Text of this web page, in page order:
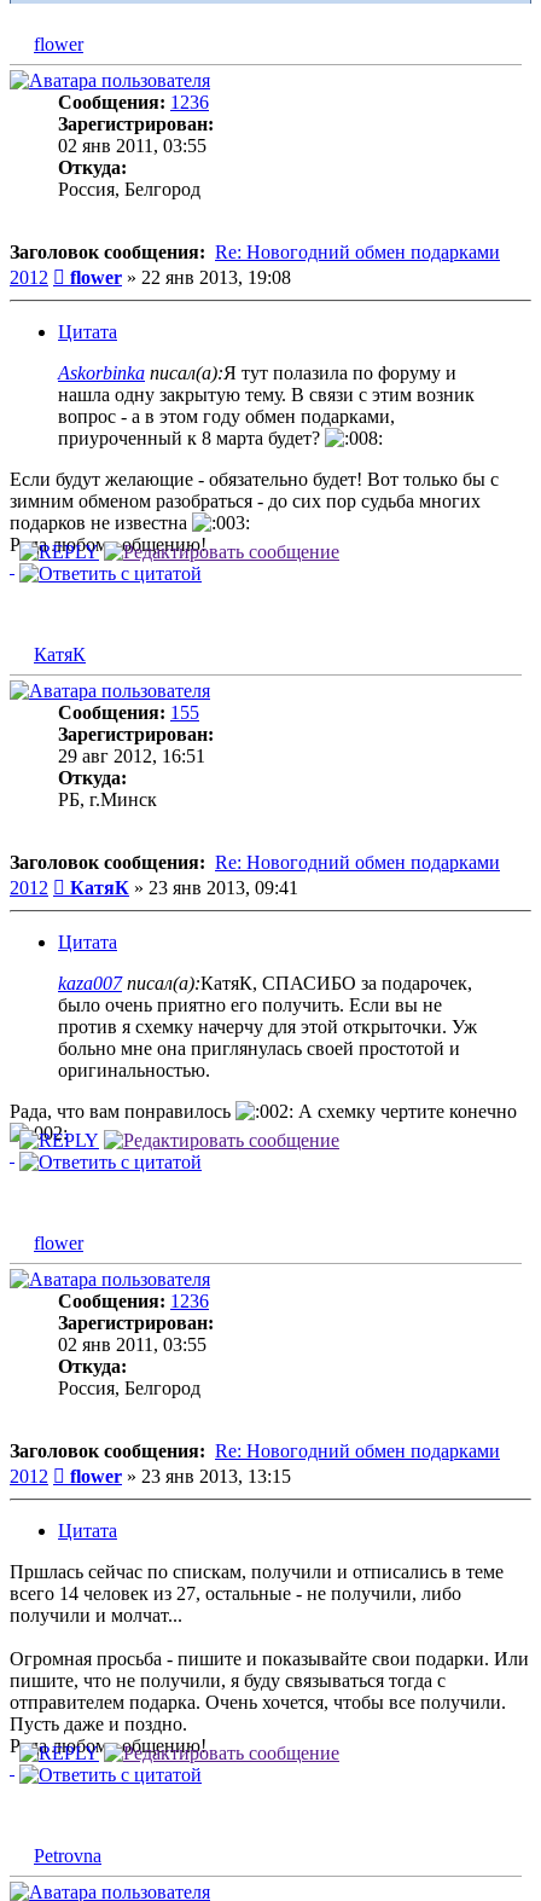
flower
Сообщения: 1236
Зарегистрирован:
02 янв 2011, 03:55
Откуда:
Россия, Белгород
Заголовок сообщения: Re: Новогодний обмен подарками
2012
Сообщение
flower » 22 янв 2013, 19:08
Цитата
Askorbinka писал(а):Я тут полазила по форуму и
нашла одну закрытую тему. В связи с этим возник
вопрос - а в этом году обмен подарками,
приуроченный к 8 марта будет?
Если будут желающие - обязательно будет! Вот только бы с
зимним обменом разобраться - до сих пор судьба многих
подарков не известна
Рада любому общению!
КатяК
Сообщения: 155
Зарегистрирован:
29 авг 2012, 16:51
Откуда:
РБ, г.Минск
Заголовок сообщения: Re: Новогодний обмен подарками
2012
Сообщение
КатяК » 23 янв 2013, 09:41
Цитата
kaza007писал(а):КатяК, СПАСИБО за подарочек,
было очень приятно его получить. Если вы не
против я схемку начерчу для этой открыточки. Уж
больно мне она приглянулась своей простотой и
оригинальностью.
Рада, что вам понравилось
А схемку чертите конечно
flower
Сообщения: 1236
Зарегистрирован:
02 янв 2011, 03:55
Откуда:
Россия, Белгород
Заголовок сообщения: Re: Новогодний обмен подарками
2012
Сообщение
flower » 23 янв 2013, 13:15
Цитата
Пршлась сейчас по спискам, получили и отписались в теме
всего 14 человек из 27, остальные - не получили, либо
получили и молчат...
Огромная просьба - пишите и показывайте свои подарки. Или
пишите, что не получили, я буду связываться тогда с
отправителем подарка. Очень хочется, чтобы все получили.
Пусть даже и поздно.
Рада любому общению!
Petrovna